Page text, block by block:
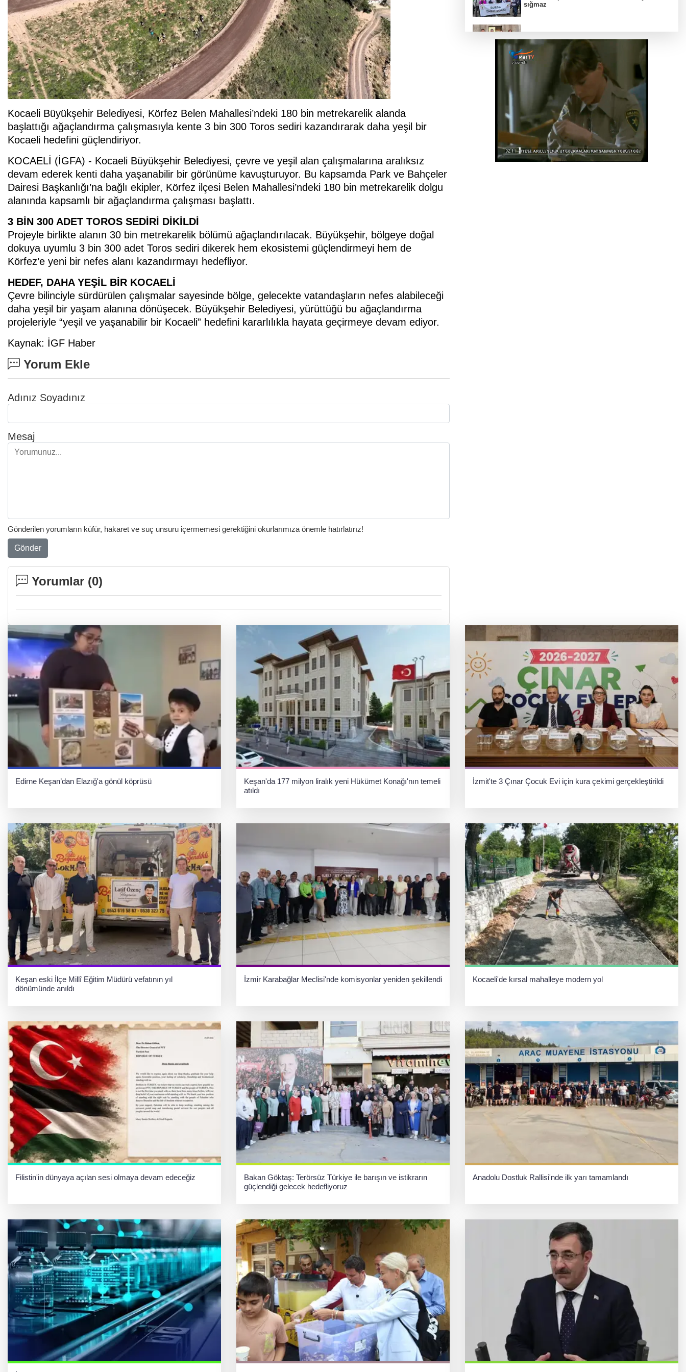
Kocaeli Büyükşehir Belediyesi, Körfez Belen Mahallesi’ndeki 180 bin metrekarelik alanda
başlattığı ağaçlandırma çalışmasıyla kente 3 bin 300 Toros sediri kazandırarak daha yeşil bir
Kocaeli hedefini güçlendiriyor.
KOCAELİ (İGFA) - Kocaeli Büyükşehir Belediyesi, çevre ve yeşil alan çalışmalarına aralıksız
devam ederek kenti daha yaşanabilir bir görünüme kavuşturuyor. Bu kapsamda Park ve Bahçeler
Dairesi Başkanlığı’na bağlı ekipler, Körfez ilçesi Belen Mahallesi’ndeki 180 bin metrekarelik dolgu
alanında kapsamlı bir ağaçlandırma çalışması başlattı.
3 BİN 300 ADET TOROS SEDİRİ DİKİLDİ
Projeyle birlikte alanın 30 bin metrekarelik bölümü ağaçlandırılacak. Büyükşehir, bölgeye doğal
dokuya uyumlu 3 bin 300 adet Toros sediri dikerek hem ekosistemi güçlendirmeyi hem de
Körfez’e yeni bir nefes alanı kazandırmayı hedefliyor.
HEDEF, DAHA YEŞİL BİR KOCAELİ
Çevre bilinciyle sürdürülen çalışmalar sayesinde bölge, gelecekte vatandaşların nefes alabileceği
daha yeşil bir yaşam alanına dönüşecek. Büyükşehir Belediyesi, yürüttüğü bu ağaçlandırma
projeleriyle “yeşil ve yaşanabilir bir Kocaeli” hedefini kararlılıkla hayata geçirmeye devam ediyor.
Kaynak: İGF Haber
Yorum Ekle
Adınız Soyadınız
Mesaj
Gönderilen yorumların küfür, hakaret ve suç unsuru içermemesi gerektiğini okurlarımıza önemle hatırlatırız!
Gönder
Yorumlar (0)
sığmaz
temaslar
Hakkari'de JİHA destekli operasyonda 253
kilo esrar ele geçirildi
Keşan Kent Konseyi'nden muhtarlara nezaket
ziyareti
İstanbul Maltepe’de çocuklar kitapların renkli
dünyasında
Edirne Keşan’dan Elazığ'a gönül köprüsü
Keşan'da 177 milyon liralık yeni Hükümet Konağı'nın temeli
atıldı
İzmit'te 3 Çınar Çocuk Evi için kura çekimi gerçekleştirildi
Keşan eski İlçe Millî Eğitim Müdürü vefatının yıl
dönümünde anıldı
İzmir Karabağlar Meclisi'nde komisyonlar yeniden şekillendi Kocaeli'de kırsal mahalleye modern yol
Filistin'in dünyaya açılan sesi olmaya devam edeceğiz
Bakan Göktaş: Terörsüz Türkiye ile barışın ve istikrarın
güçlendiği gelecek hedefliyoruz
Anadolu Dostluk Rallisi'nde ilk yarı tamamlandı